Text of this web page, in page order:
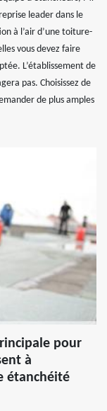
leader dans le
à l’air d’une toiture-
vous devez faire
L’établissement de
pas. Choisissez de
de plus amples
pour
à
étanchéité